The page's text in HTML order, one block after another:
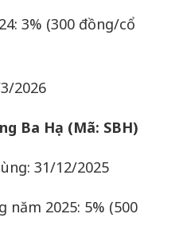
3% (300 đồng/cổ
2026
Ba Hạ (Mã: SBH)
31/12/2025
2025: 5% (500